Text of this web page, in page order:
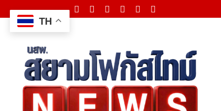
to
content
TH